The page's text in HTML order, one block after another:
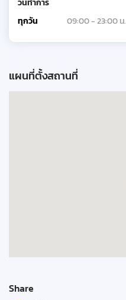
วันทำการ
ทุกวัน
09:00 - 23:00 น.
แผนที่ตั้งสถานที่
Share